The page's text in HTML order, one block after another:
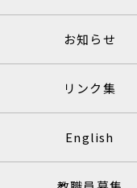
お知らせ
リンク集
English